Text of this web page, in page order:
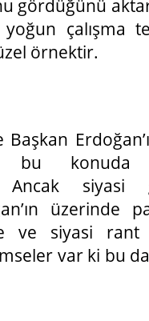
gördüğünü
yoğun çalışma
örnektir.
bu
Ancak siyasi
üzerinde
ve siyasi rant
var ki bu